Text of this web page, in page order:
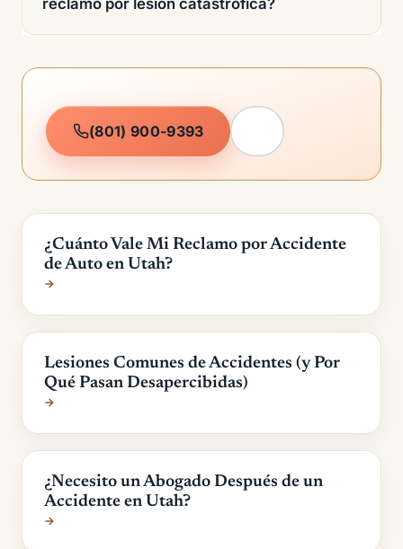
reclamo por lesión catastrófica?
(801) 900-9393
¿Cuánto Vale Mi Reclamo por Accidente
de Auto en Utah?
→
Lesiones Comunes de Accidentes (y Por
Qué Pasan Desapercibidas)
→
¿Necesito un Abogado Después de un
Accidente en Utah?
→